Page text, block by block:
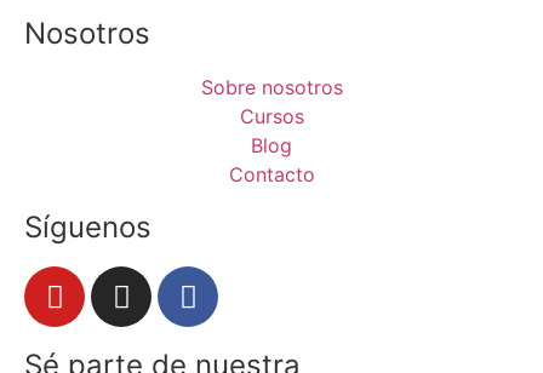
Nosotros
Sobre nosotros
Cursos
Blog
Contacto
Síguenos
Sé parte de nuestra